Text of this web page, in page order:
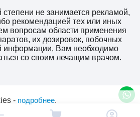
не занимается рекламой,
рекомендацией тех или иных
вопросам области применения
их дозировок, побочных
информации, Вам необходимо
со своим лечащим врачом.
- подробнее.